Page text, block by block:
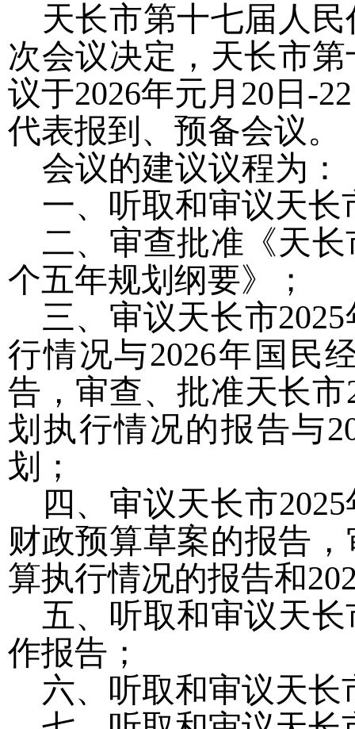
天长市第十七届人
次会议决定，天长市
议于2026年元月20 日 -22
代表报到、预备会议。
会议的建议议程为：
一、听取和审议天
二、审查批准《天
个五年规划纲要》；
三、审议天长市
行情况与2026年国民
告，审查、批准天长
划执行情况的报告与
划；
四、审议天长市
财政预算草案的报告
算执行情况的报告和
五、听取和审议天
作报告；
六、听取和审议天